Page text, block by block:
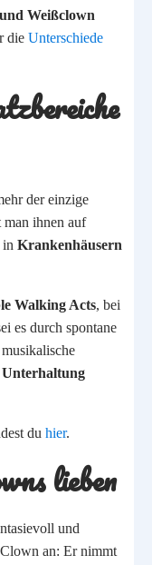
Weißclown
die Unterschiede
der einzige
ihnen auf
in Krankenhäusern
Walking Acts, bei
es durch spontane
du hier.
lieben
und
an: Er nimmt